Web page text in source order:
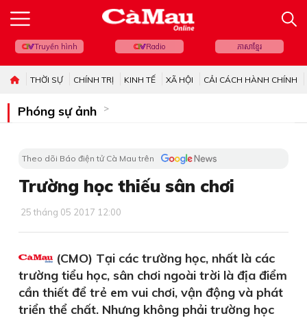
Truyền hình Radio ភាសាខ្មែរ
THỜI SỰ CHÍNH TRỊ KINH TẾ XÃ HỘI CẢI CÁCH HÀNH CHÍNH
Phóng sự ảnh
Theo dõi Báo điện tử Cà Mau trên
Trường học thiếu sân chơi
25 tháng 05 2017 12:00
(CMO) Tại các trường học, nhất là các
trường tiểu học, sân chơi ngoài trời là địa điểm
cần thiết để trẻ em vui chơi, vận động và phát
triển thể chất. Nhưng không phải trường học